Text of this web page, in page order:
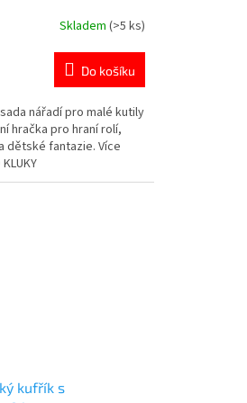
Skladem (>5 ks)
Do košíku
nářadí pro malé kutily
hračka pro hraní rolí,
dětské fantazie. Více
kufřík s